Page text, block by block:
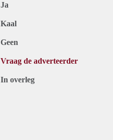
Ja
Kaal
Geen
Vraag de adverteerder
In overleg